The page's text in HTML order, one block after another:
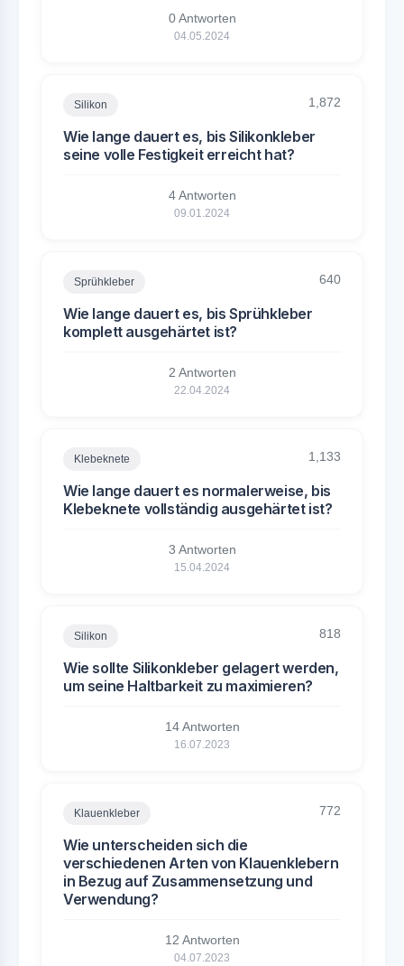
0 Antworten
04.05.2024
Silikon 1,872
Wie lange dauert es, bis Silikonkleber
seine volle Festigkeit erreicht hat?
4 Antworten
09.01.2024
Sprühkleber 640
Wie lange dauert es, bis Sprühkleber
komplett ausgehärtet ist?
2 Antworten
22.04.2024
Klebeknete 1,133
Wie lange dauert es normalerweise, bis
Klebeknete vollständig ausgehärtet ist?
3 Antworten
15.04.2024
Silikon 818
Wie sollte Silikonkleber gelagert werden,
um seine Haltbarkeit zu maximieren?
14 Antworten
16.07.2023
Klauenkleber 772
Wie unterscheiden sich die
verschiedenen Arten von Klauenklebern
in Bezug auf Zusammensetzung und
Verwendung?
12 Antworten
04.07.2023